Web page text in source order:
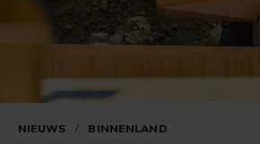
NIEUWS / BINNENLAND